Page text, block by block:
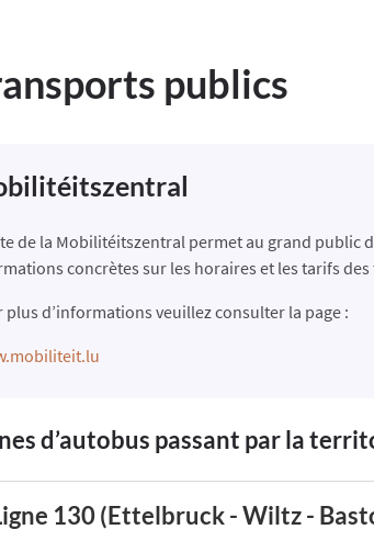
publics​
de la Mobilitéitszentral permet au grand public
concrètes sur les horaires et les tarifs
plus d’informations veuillez consulter la page :
d’autobus passant par la
130 (Ettelbruck - Wiltz -